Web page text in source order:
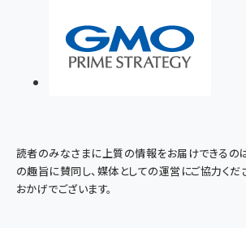
読者のみなさまに上質の情報をお届けできるの
の趣旨に賛同し、媒体としての運営にご協力くだ
おかげでございます。